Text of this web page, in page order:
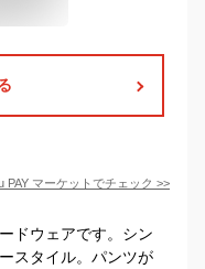
PAY マーケット でチェック >>
ドウェアです。シン
スタイル。パンツが